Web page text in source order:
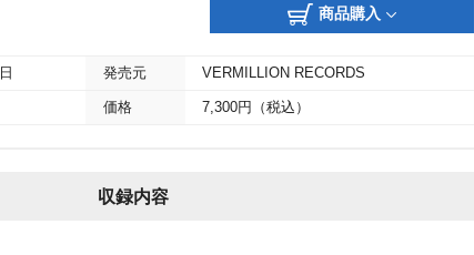
商品購入
発売元 VERMILLION RECORDS
価格 7,300円（税込）
収録内容